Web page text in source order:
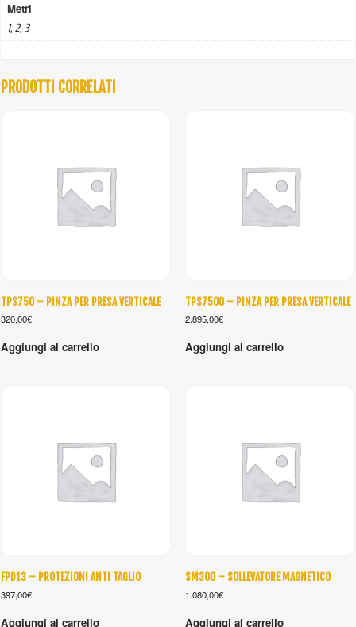
Metri
1, 2, 3
PRODOTTI CORRELATI
TPS750 – PINZA PER PRESA VERTICALE
320,00€
Aggiungi al carrello
TPS7500 – PINZA PER PRESA VERTICALE
2.895,00€
Aggiungi al carrello
FPD13 – PROTEZIONI ANTI TAGLIO
397,00€
Aggiungi al carrello
SM300 – SOLLEVATORE MAGNETICO
1.080,00€
Aggiungi al carrello